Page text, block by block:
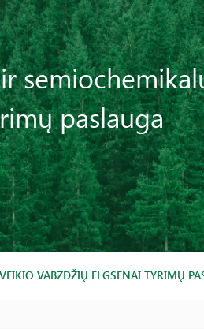
paslauga
VABZDŽIŲ ELGSENAI TYRIMŲ